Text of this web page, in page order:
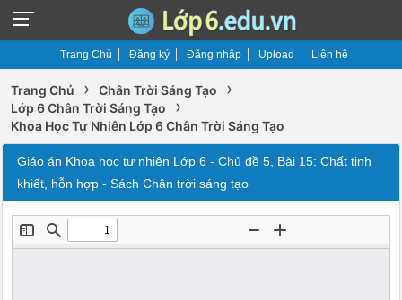
Trang Chủ Đăng ký Đăng nhập Upload Liên hệ
Trang Chủ › Chân Trời Sáng Tạo ›
Lớp 6 Chân Trời Sáng Tạo ›
Khoa Học Tự Nhiên Lớp 6 Chân Trời Sáng Tạo
Giáo án Khoa học tự nhiên Lớp 6 - Chủ đề 5, Bài 15: Chất tinh
khiết, hỗn hợp - Sách Chân trời sáng tạo